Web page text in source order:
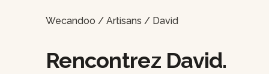
Wecandoo / Artisans / David
Rencontrez David.